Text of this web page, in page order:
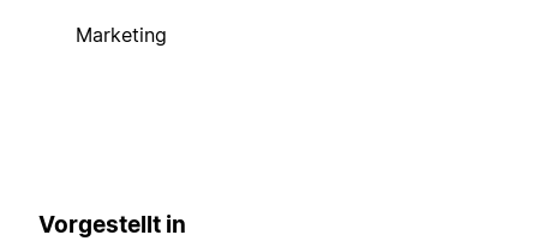
Marketing
Vorgestellt in